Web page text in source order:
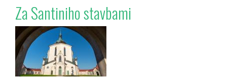
Klučovskou
horu
Za Santiniho stavbami